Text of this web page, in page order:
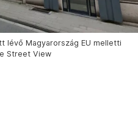
lévő Magyarország EU melletti
Street View